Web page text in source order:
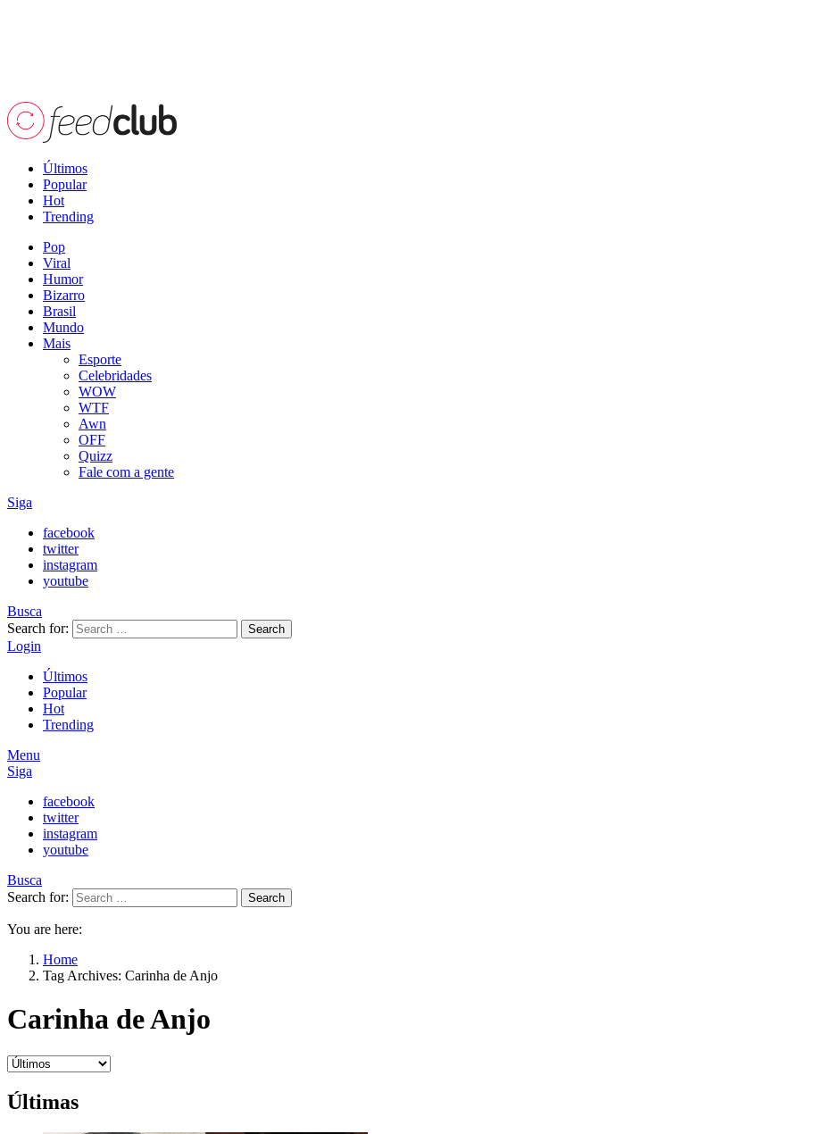
Últimos
Popular
Hot
Trending
Pop
Viral
Humor
Bizarro
Brasil
Mundo
Mais
Esporte
Celebridades
WOW
WTF
Awn
OFF
Quizz
Fale com a gente
Siga
facebook
twitter
instagram
youtube
Busca
Search for:
Search
Login
Últimos
Popular
Hot
Trending
Menu
Siga
facebook
twitter
instagram
youtube
Busca
Search for:
Search
You are here:
Home
Tag Archives: Carinha de Anjo
Carinha de Anjo
Últimas